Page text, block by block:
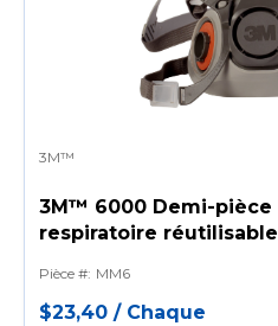
3M™
3M™ 6000 Demi-pièce
respiratoire réutilisable
Pièce #: MM6
$23,40 / Chaque